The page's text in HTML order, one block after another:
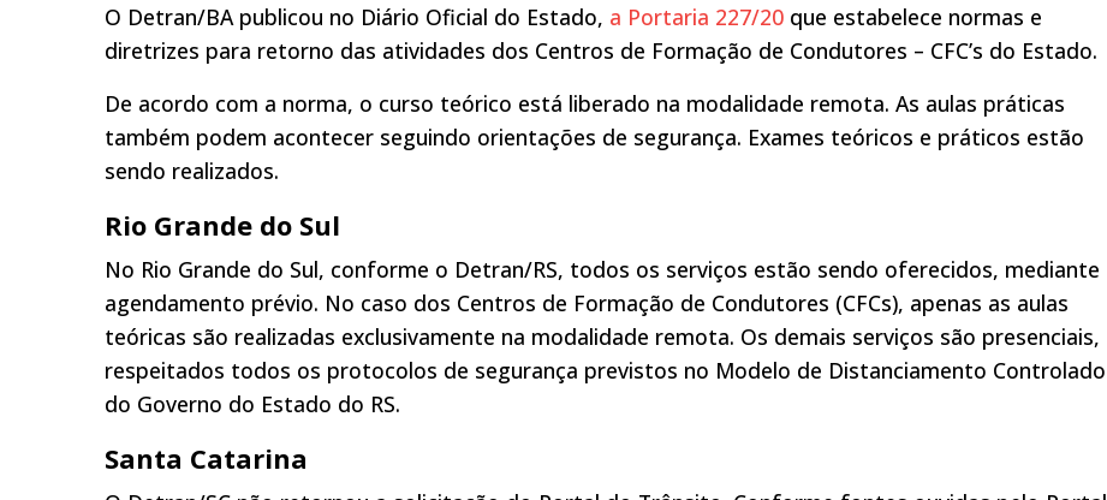
O Detran/BA publicou no Diário Oficial do Estado, a Portaria 227/20 que estabelece normas e
diretrizes para retorno das atividades dos Centros de Formação de Condutores – CFC’s do Estado.
De acordo com a norma, o curso teórico está liberado na modalidade remota. As aulas práticas
também podem acontecer seguindo orientações de segurança. Exames teóricos e práticos estão
sendo realizados.
Rio Grande do Sul
No Rio Grande do Sul, conforme o Detran/RS, todos os serviços estão sendo oferecidos, mediante
agendamento prévio. No caso dos Centros de Formação de Condutores (CFCs), apenas as aulas
teóricas são realizadas exclusivamente na modalidade remota. Os demais serviços são presenciais,
respeitados todos os protocolos de segurança previstos no Modelo de Distanciamento Controlado
do Governo do Estado do RS.
Santa Catarina